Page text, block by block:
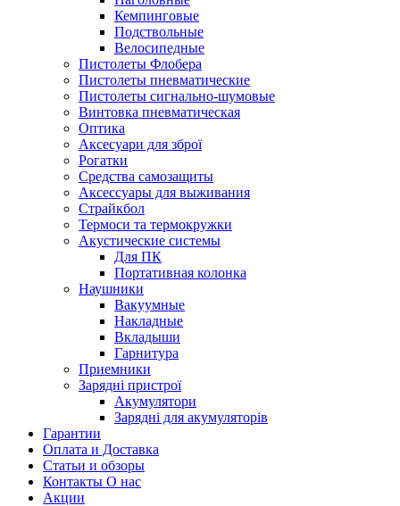
Кемпинговые
Подствольные
Велосипедные
Пистолеты Флобера
Пистолеты пневматические
Пистолеты сигнально-шумовые
Винтовка пневматическая
Оптика
Аксесуари для зброї
Рогатки
Средства самозащиты
Аксессуары для выживания
Страйкбол
Термоси та термокружки
Акустические системы
Для ПК
Портативная колонка
Наушники
Вакуумные
Накладные
Вкладыши
Гарнитура
Приемники
Зарядні пристрої
Акумулятори
Зарядні для акумуляторів
Гарантии
Оплата и Доставка
Статьи и обзоры
Контакты О нас
Акции